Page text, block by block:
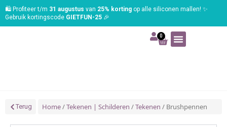
🛍️ Profiteer t/m 31 augustus van 25% korting op alle siliconen mallen! ✨
Gebruik kortingscode GIETFUN-25 🎉
0
Terug Home/Tekenen | Schilderen /Tekenen / Brushpennen